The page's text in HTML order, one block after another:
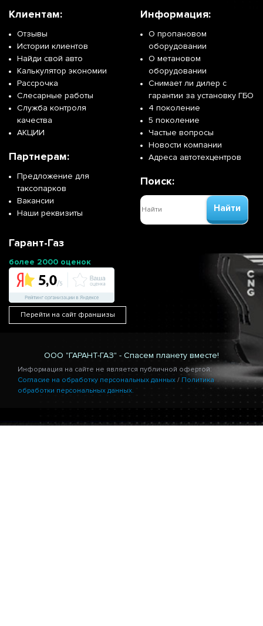
Клиентам:
Отзывы
Истории клиентов
Найди свой авто
Калькулятор экономии
Рассрочка
Слесарные работы
Служба контроля
качества
АКЦИИ
Партнерам:
Предложение для
таксопарков
Вакансии
Наши реквизиты
Информация:
О пропановом
оборудовании
О метановом
оборудовании
Снимает ли дилер с
гарантии за установку ГБО
4 поколение
5 поколение
Частые вопросы
Новости компании
Адреса автотехцентров
Поиск:
Найти
Гарант-Газ
более 2000 оценок
Перейти на сайт франшизы
ООО "ГАРАНТ-ГАЗ" - Спасем планету вместе!
Информация на сайте не является публичной офертой.
Согласие на обработку персональных данных / Политика
обработки персональных данных.